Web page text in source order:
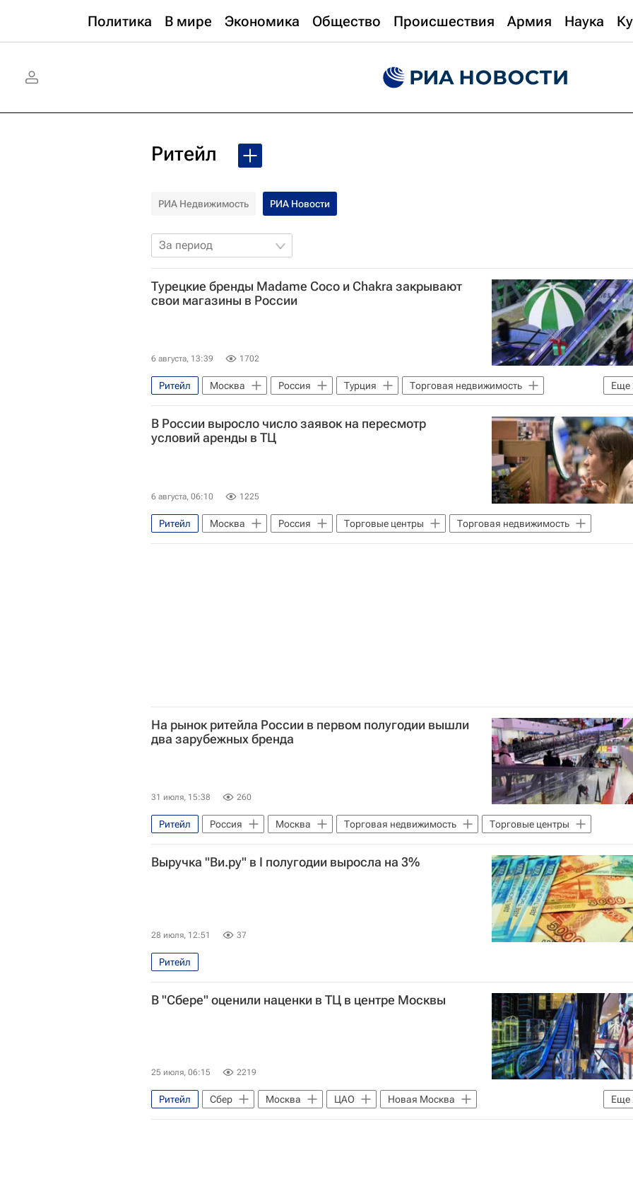
Политика В мире Экономика Общество Происшествия Армия Наука
Ритейл
РИА Недвижимость РИА Новости
За период
Турецкие бренды Madame Coco и Chakra закрывают
свои магазины в России
6 августа, 13:39 1702
Еще
Ритейл Москва Россия Турция
Торговая недвижимость
Торговые центры
Коммерческая недвижимость
В России выросло число заявок на пересмотр
условий аренды в ТЦ
6 августа, 06:10 1225
Ритейл Москва Россия Торговые центры Торговая недвижимость
На рынок ритейла России в первом полугодии вышли
два зарубежных бренда
31 июля, 15:38 260
Ритейл Россия Москва Торговая недвижимость Торговые центры
Выручка "Ви.ру" в I полугодии выросла на 3%
28 июля, 12:51 37
Ритейл
В "Сбере" оценили наценки в ТЦ в центре Москвы
25 июля, 06:15 2219
Еще
Ритейл Сбер Москва ЦАО
Новая Москва
Торговая недвижимость
Торговые центры